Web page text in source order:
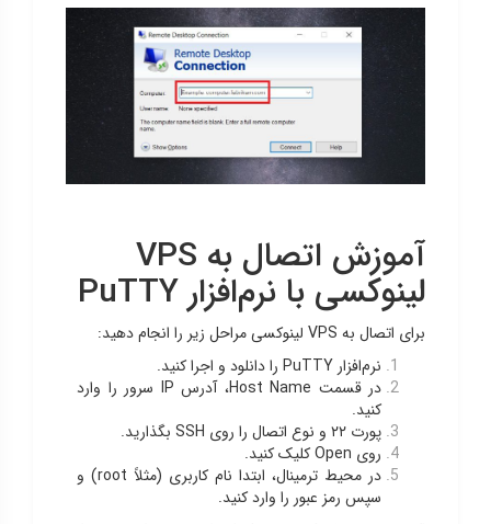
آموزش اتصال به VPS
لینوکسی با نرم‌افزار PuTTY
برای اتصال به VPS لینوکسی مراحل زیر را انجام دهید:
نرم‌افزار PuTTY را دانلود و اجرا کنید.
در قسمت Host Name، آدرس IP سرور را وارد
کنید.
پورت ۲۲ و نوع اتصال را روی SSH بگذارید.
روی Open کلیک کنید.
در محیط ترمینال، ابتدا نام کاربری (مثلاً root) و
سپس رمز عبور را وارد کنید.